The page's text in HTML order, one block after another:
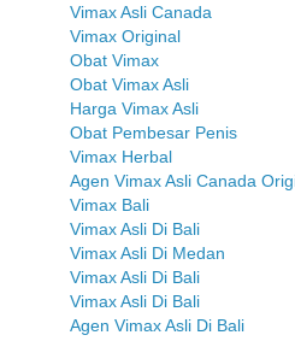
Vimax Asli Canada
Vimax Original
Obat Vimax
Obat Vimax Asli
Harga Vimax Asli
Obat Pembesar Penis
Vimax Herbal
Agen Vimax Asli Canada
Vimax Bali
Vimax Asli Di Bali
Vimax Asli Di Medan
Vimax Asli Di Bali
Vimax Asli Di Bali
Agen Vimax Asli Di Bali